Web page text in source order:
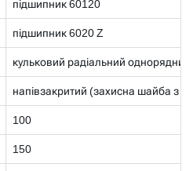
підшипник 60120
підшипник 6020 Z
кульковий радіальний однорядний
напівзакритий (захисна шайба з
100
150